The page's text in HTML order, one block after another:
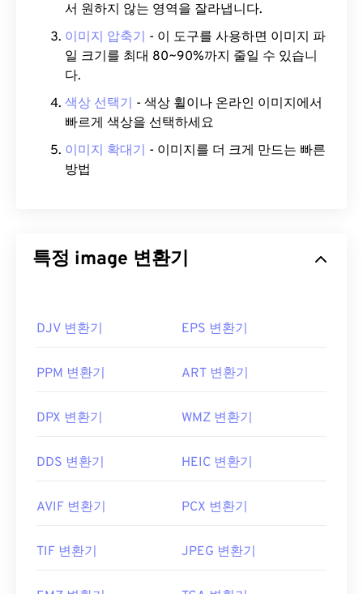
서 원하지 않는 영역을 잘라냅니다.
이미지 압축기 - 이 도구를 사용하면 이미지 파
일 크기를 최대 80~90%까지 줄일 수 있습니
다.
색상 선택기 - 색상 휠이나 온라인 이미지에서
빠르게 색상을 선택하세요
이미지 확대기 - 이미지를 더 크게 만드는 빠른
방법
특정 image 변환기
DJV 변환기 EPS 변환기
PPM 변환기 ART 변환기
DPX 변환기 WMZ 변환기
DDS 변환기 HEIC 변환기
AVIF 변환기 PCX 변환기
TIF 변환기 JPEG 변환기